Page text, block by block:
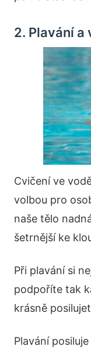
2. Plavání a
Cvičení ve
volbou pro
naše tělo
šetrnější ke
Při plavání si
podpoříte tak
krásně
Plavání